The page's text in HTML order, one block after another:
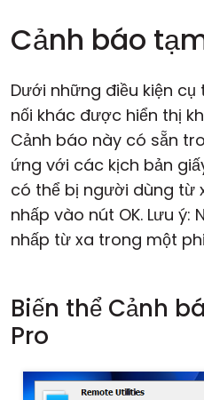
Cảnh báo
Dưới những điều kiện
nối khác được hiển thị
Cảnh báo này có sẵn
ứng với các kịch bản
có thể bị người dùng từ
nhấp vào nút OK. Lưu ý:
nhấp từ xa trong một
Biến thể Cảnh
Pro